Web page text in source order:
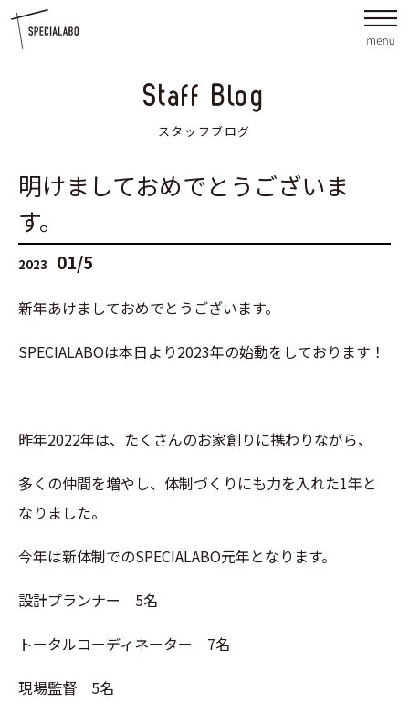
Staff Blog
スタッフブログ
明けましておめでとうございま
す。
2023 01/5
新年あけましておめでとうございます。
SPECIALABOは本日より2023年の始動をしております！
昨年2022年は、たくさんのお家創りに携わりながら、
多くの仲間を増やし、体制づくりにも力を入れた1年と
なりました。
今年は新体制でのSPECIALABO元年となります。
設計プランナー 5名
トータルコーディネーター 7名
現場監督 5名